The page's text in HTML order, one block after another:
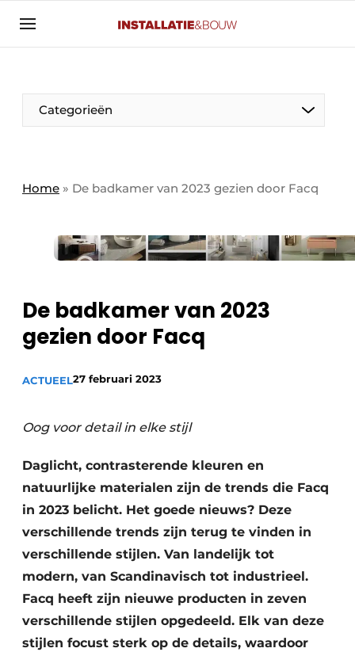
Aanmelden
Banner overzicht
BedrijvenAanmeldenBedankt voor de aanmelding
Contact
Home
Meest gelezen
Podcasts
Privacy / Cookie statement
Vacature aanmelden
Video’s
Categorieën
Panelgesprek
Solar
HVAC
Sanitair
Brandbeveiliging
Ventilatie
Warmtepompen
Home » De badkamer van 2023 gezien door Facq
De badkamer van 2023
gezien door Facq
ACTUEEL27 februari 2023
Oog voor detail in elke stijl
Daglicht, contrasterende kleuren en
natuurlijke materialen zijn de trends die Facq
in 2023 belicht. Het goede nieuws? Deze
verschillende trends zijn terug te vinden in
verschillende stijlen. Van landelijk tot
modern, van Scandinavisch tot industrieel.
Facq heeft zijn nieuwe producten in zeven
verschillende stijlen opgedeeld. Elk van deze
stijlen focust sterk op de details, waardoor